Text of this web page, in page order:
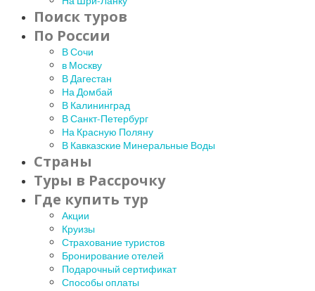
Поиск туров
По России
В Сочи
в Москву
В Дагестан
На Домбай
В Калининград
В Санкт-Петербург
На Красную Поляну
В Кавказские Минеральные Воды
Страны
Туры в Рассрочку
Где купить тур
Акции
Круизы
Страхование туристов
Бронирование отелей
Подарочный сертификат
Способы оплаты